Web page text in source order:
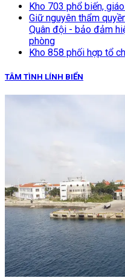
Kho 703 phổ biến,
Giữ nguyên thẩm
Quân đội - bảo đảm
phòng
Kho 858 phối hợp tổ
TÂM TÌNH LÍNH BIỂN